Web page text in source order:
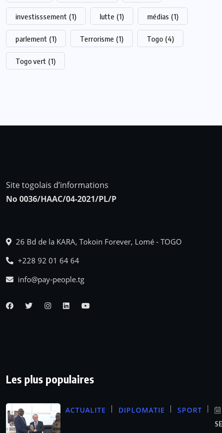
investisssement (1) lutte (1) médias (1)
parlement (1) Terrorisme (1) Togo (4)
Togo vert (1)
Site togolais d’informations
No 0036/HAAC/04-2021/PL/P
26 Bd de la KARA, Tokoin Forever, Lomé - TOGO
+228 92 01 64 64
info@pay-people.tg
Les plus populaires
ACTUALITE DIPLOMATIE SPORT